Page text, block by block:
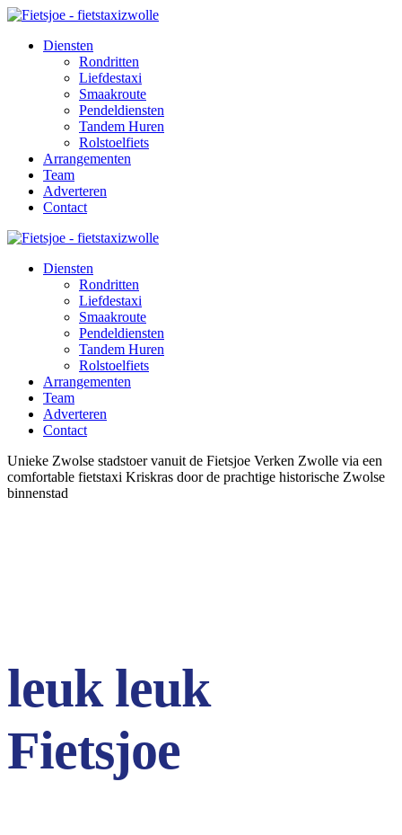
Diensten
Rondritten
Liefdestaxi
Smaakroute
Pendeldiensten
Tandem Huren
Rolstoelfiets
Arrangementen
Team
Adverteren
Contact
Diensten
Rondritten
Liefdestaxi
Smaakroute
Pendeldiensten
Tandem Huren
Rolstoelfiets
Arrangementen
Team
Adverteren
Contact
Unieke Zwolse stadstoer vanuit de Fietsjoe Verken Zwolle via een
comfortable fietstaxi Kriskras door de prachtige historische Zwolse
binnenstad
leuk leuk
Fietsjoe